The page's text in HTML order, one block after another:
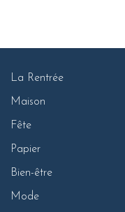
La Rentrée
Maison
Fête
Papier
Bien-être
Mode